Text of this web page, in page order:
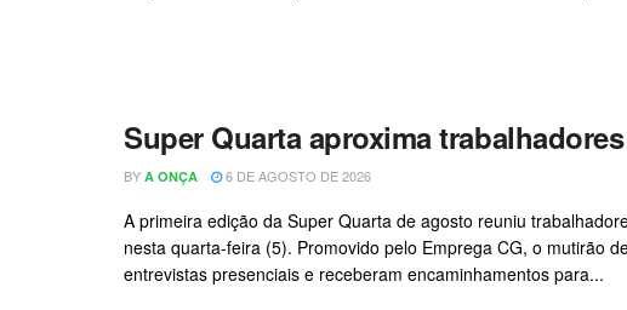
Super Quarta aproxima
BY A ONÇA 6 DE AGOSTO DE 2026
A primeira edição da Super Quarta de agosto reuniu
nesta quarta-feira (5). Promovido pelo Emprega CG, o mutirão
entrevistas presenciais e receberam encaminhamentos para...